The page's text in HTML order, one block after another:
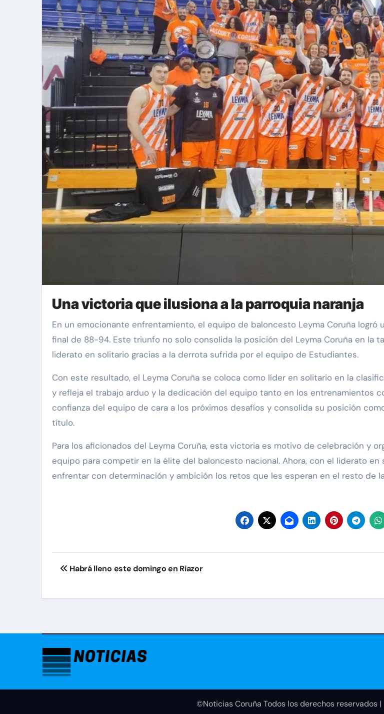
Una victoria que ilusiona a la parroquia naranja
En un emocionante enfrentamiento, el equipo de baloncesto Leyma Coruña logró una impresionante victoria sobre Clavijo, con un marcador
final de 88-94. Este triunfo no solo consolida la posición del Leyma Coruña en la
liderato en solitario gracias a la derrota sufrida por el equipo de Estudiantes.
Con este resultado, el Leyma Coruña se coloca como líder en solitario en la
y refleja el trabajo arduo y la dedicación del equipo tanto en los entrenamientos
confianza del equipo de cara a los próximos desafíos y consolida su posición
título.
Para los aficionados del Leyma Coruña, esta victoria es motivo de celebración y
equipo para competir en la élite del baloncesto nacional. Ahora, con el liderato
enfrentar con determinación y ambición los retos que les esperan en el resto de
Navegación
entradas
Habrá lleno este domingo en Riazor
©Noticias Coruña Todos los derechos reservados |